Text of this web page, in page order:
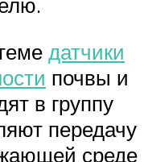
датчики
почвы и
в группу
передачу
среде